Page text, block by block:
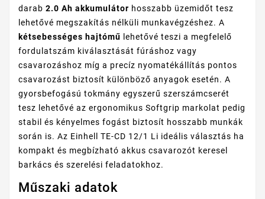
darab 2.0 Ah akkumulátor hosszabb üzemidőt tesz
lehetővé megszakítás nélküli munkavégzéshez. A
kétsebességes hajtómű lehetővé teszi a megfelelő
fordulatszám kiválasztását fúráshoz vagy
csavarozáshoz míg a precíz nyomatékállítás pontos
csavarozást biztosít különböző anyagok esetén. A
gyorsbefogású tokmány egyszerű szerszámcserét
tesz lehetővé az ergonomikus Softgrip markolat pedig
stabil és kényelmes fogást biztosít hosszabb munkák
során is. Az Einhell TE-CD 12/1 Li ideális választás ha
kompakt és megbízható akkus csavarozót keresel
barkács és szerelési feladatokhoz.
Műszaki adatok